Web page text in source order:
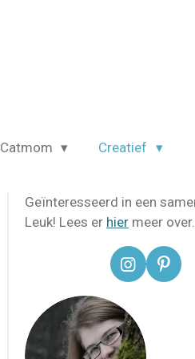
Catmom Creatief
Geïnteresseerd in een
Leuk! Lees er hier meer over.
I
n
t
a
g
P
i